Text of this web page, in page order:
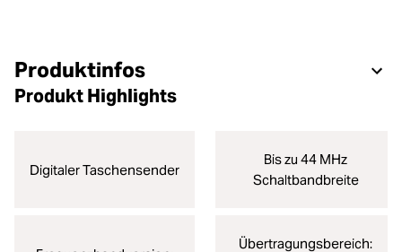
Produktinfos
Produkt Highlights
Digitaler Taschensender
Bis zu 44 MHz
Schaltbandbreite
Übertragungsbereich: